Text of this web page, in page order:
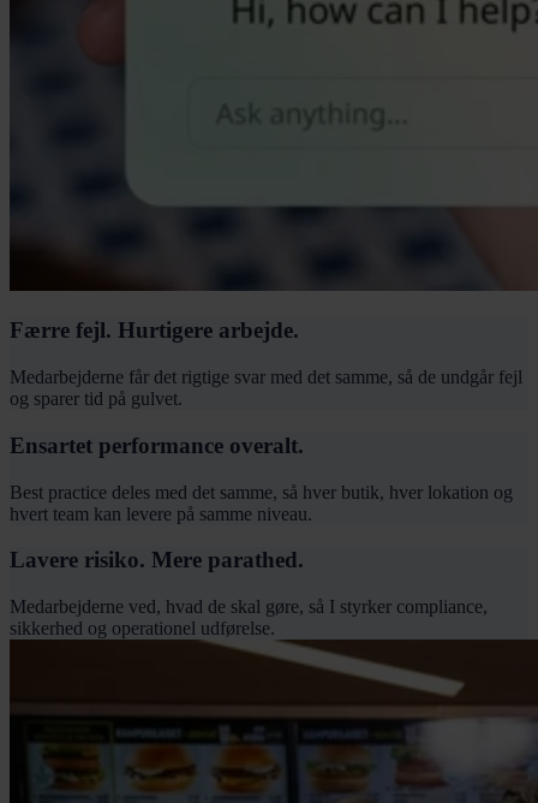
Færre fejl. Hurtigere arbejde.
Medarbejderne får det rigtige svar med det samme, så de undgår fejl
og sparer tid på gulvet.
Ensartet performance overalt.
Best practice deles med det samme, så hver butik, hver lokation og
hvert team kan levere på samme niveau.
Lavere risiko. Mere parathed.
Medarbejderne ved, hvad de skal gøre, så I styrker compliance,
sikkerhed og operationel udførelse.